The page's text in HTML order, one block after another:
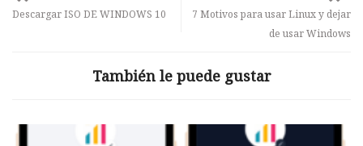
Descargar ISO DE WINDOWS 10
7 Motivos para usar Linux y dejar
de usar Windows
También le puede gustar